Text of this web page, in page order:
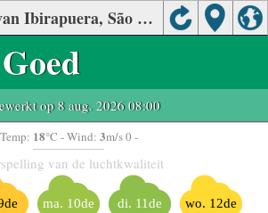
De luchtkwaliteit van Ibirapuera, São Paulo
Goed
op 8 aug. 2026 08:00
Temp: 18°C - Wind: 3m/s 0 -
van de luchtkwaliteit
ma. 10de di. 11de wo. 12de